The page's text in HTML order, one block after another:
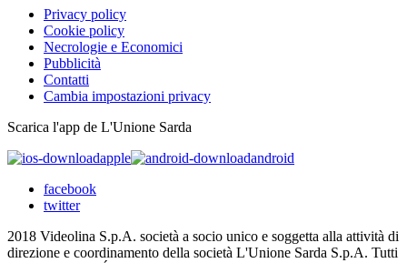
Privacy policy
Cookie policy
Necrologie e Economici
Pubblicità
Contatti
Cambia impostazioni privacy
Scarica l'app de L'Unione Sarda
apple
android
facebook
twitter
2018 Videolina S.p.A. società a socio unico e soggetta alla attività di
direzione e coordinamento della società L'Unione Sarda S.p.A. Tutti